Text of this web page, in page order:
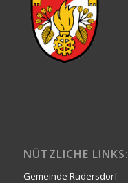
NÜTZLICHE LINKS:
Gemeinde Rudersdorf